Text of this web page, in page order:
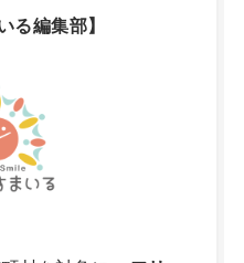
る編集部】